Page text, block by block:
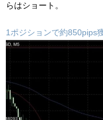
らはショート。
1ポジションで約850pips